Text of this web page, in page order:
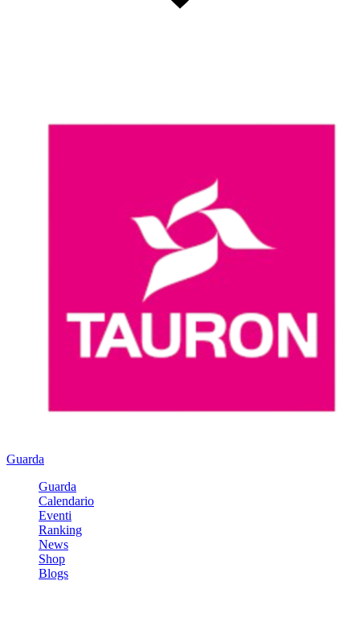
Guarda
Guarda
Calendario
Eventi
Ranking
News
Shop
Blogs